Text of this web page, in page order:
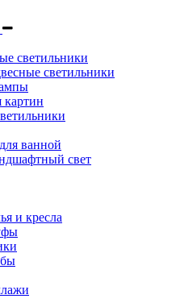
светильники
светильники
картин
ванной
свет
и кресла